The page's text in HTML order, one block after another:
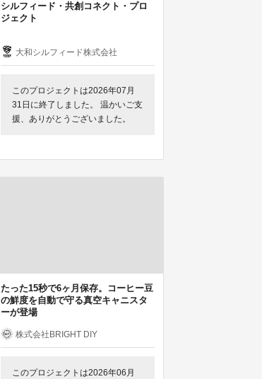
シルフィード・共創コネクト・プロ
ジェクト
大和シルフィード株式会社
このプロジェクトは2026年07月
31日に終了しました。 温かいご支
援、ありがとうございました。
たった15秒で6ヶ月保存。コーヒー豆
の鮮度を自動で守る真空キャニスタ
ーが登場
株式会社BRIGHT DIY
このプロジェクトは2026年06月